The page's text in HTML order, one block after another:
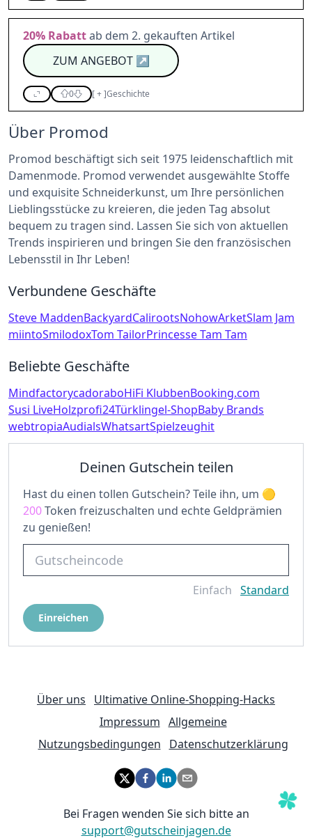
20% Rabattab dem 2. gekauften Artikel
ZUM ANGEBOT↗
0 [+]Geschichte
Über Promod
Promod beschäftigt sich seit 1975 leidenschaftlich mit
Damenmode. Promod verwendet ausgewählte Stoffe
und exquisite Schneiderkunst, um Ihre persönlichen
Lieblingsstücke zu kreieren, die jeden Tag absolut
bequem zu tragen sind. Lassen Sie sich von aktuellen
Trends inspirieren und bringen Sie den französischen
Lebensstil in Ihr Leben!
Verbundene Geschäfte
Steve MaddenBackyardCalirootsNohowArketSlam Jam
miintoSmilodoxTom TailorPrincesse Tam Tam
Beliebte Geschäfte
MindfactorycadoraboHiFi KlubbenBooking.com
Susi LiveHolzprofi24Türklingel-ShopBaby Brands
webtropiaAudialsWhatsartSpielzeughit
Deinen Gutschein teilen
Hast du einen tollen Gutschein? Teile ihn, um
200Token freizuschalten und echte Geldprämien
zu genießen!
Einfach Standard
Einreichen
Über uns
Ultimative Online-Shopping-Hacks
Impressum Allgemeine
Nutzungsbedingungen
Datenschutzerklärung
Bei Fragen wenden Sie sich bitte an
support@gutscheinjagen.de